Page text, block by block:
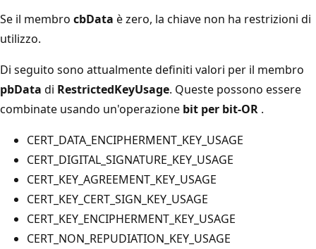
Se il membro cbData è zero, la chiave non ha restrizioni di
utilizzo.
Di seguito sono attualmente definiti valori per il membro
pbData di RestrictedKeyUsage. Queste possono essere
combinate usando un'operazione bit per bit-OR .
CERT_DATA_ENCIPHERMENT_KEY_USAGE
CERT_DIGITAL_SIGNATURE_KEY_USAGE
CERT_KEY_AGREEMENT_KEY_USAGE
CERT_KEY_CERT_SIGN_KEY_USAGE
CERT_KEY_ENCIPHERMENT_KEY_USAGE
CERT_NON_REPUDIATION_KEY_USAGE